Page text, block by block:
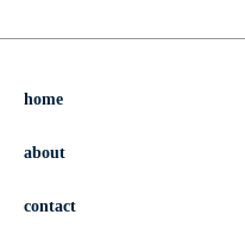
home
about
contact